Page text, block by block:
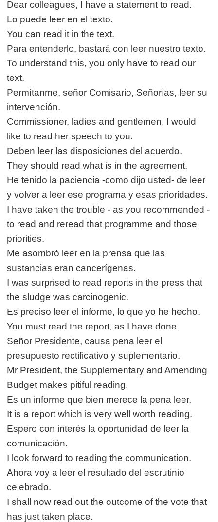
Dear colleagues, I have a statement to read.
Lo puede leer en el texto.
You can read it in the text.
Para entenderlo, bastará con leer nuestro texto.
To understand this, you only have to read our
text.
Permítanme, señor Comisario, Señorías, leer su
intervención.
Commissioner, ladies and gentlemen, I would
like to read her speech to you.
Deben leer las disposiciones del acuerdo.
They should read what is in the agreement.
He tenido la paciencia -como dijo usted- de leer
y volver a leer ese programa y esas prioridades.
I have taken the trouble - as you recommended -
to read and reread that programme and those
priorities.
Me asombró leer en la prensa que las
sustancias eran cancerígenas.
I was surprised to read reports in the press that
the sludge was carcinogenic.
Es preciso leer el informe, lo que yo he hecho.
You must read the report, as I have done.
Señor Presidente, causa pena leer el
presupuesto rectificativo y suplementario.
Mr President, the Supplementary and Amending
Budget makes pitiful reading.
Es un informe que bien merece la pena leer.
It is a report which is very well worth reading.
Espero con interés la oportunidad de leer la
comunicación.
I look forward to reading the communication.
Ahora voy a leer el resultado del escrutinio
celebrado.
I shall now read out the outcome of the vote that
has just taken place.